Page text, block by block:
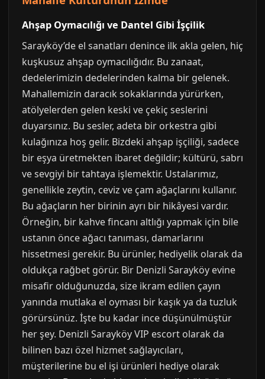
Ahşap Oymacılığı ve Dantel Gibi İşçilik
Sarayköy’de el sanatları denince ilk akla gelen, hiç
kuşkusuz ahşap oymacılığıdır. Bu zanaat,
dedelerimizin dedelerinden kalma bir gelenek.
Mahallemizin daracık sokaklarında yürürken,
atölyelerden gelen keski ve çekiç seslerini
duyarsınız. Bu sesler, adeta bir orkestra gibi
kulağınıza hoş gelir. Bizdeki ahşap işçiliği, sadece
bir eşya üretmekten ibaret değildir; kültürü, sabrı
ve sevgiyi bir tahtaya işlemektir. Ustalarımız,
genellikle zeytin, ceviz ve çam ağaçlarını kullanır.
Bu ağaçların her birinin ayrı bir hikâyesi vardır.
Örneğin, bir kahve fincanı altlığı yapmak için bile
ustanın önce ağacı tanıması, damarlarını
hissetmesi gerekir. Bu ürünler, hediyelik olarak da
oldukça rağbet görür. Bir Denizli Sarayköy evine
misafir olduğunuzda, size ikram edilen çayın
yanında mutlaka el oyması bir kaşık ya da tuzluk
görürsünüz. İşte bu kadar ince düşünülmüştür
her şey. Denizli Sarayköy VIP escort olarak da
bilinen bazı özel hizmet sağlayıcıları,
müşterilerine bu el işi ürünleri hediye olarak